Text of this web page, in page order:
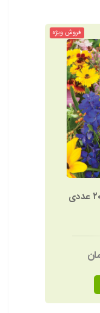
فروش ویژه